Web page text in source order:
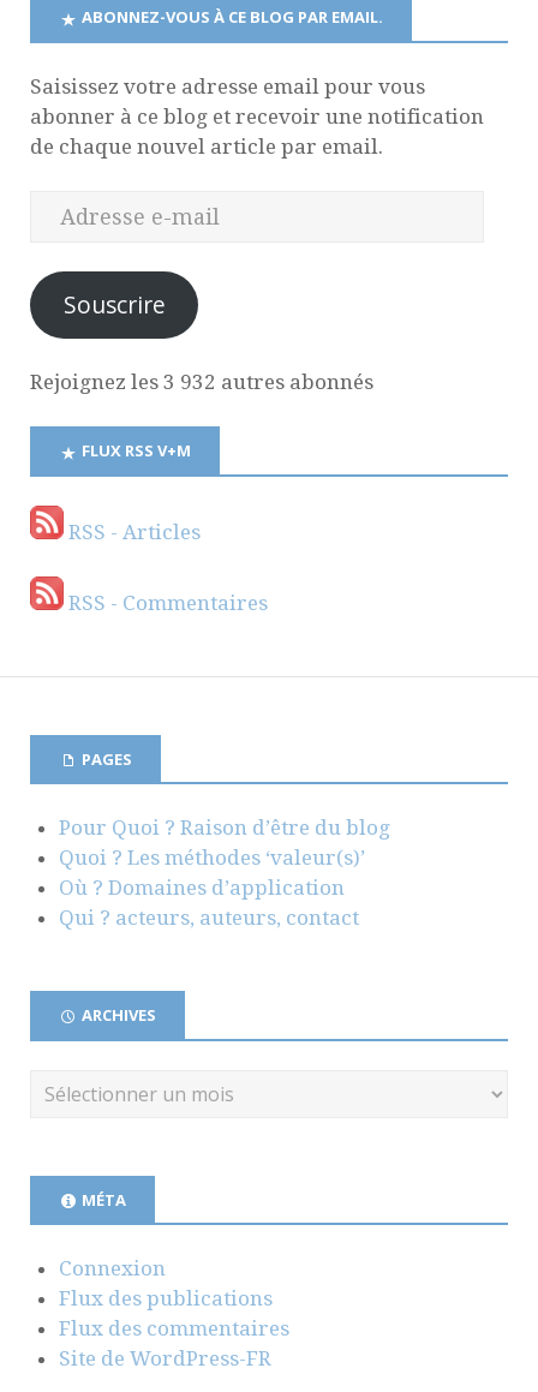
ABONNEZ-VOUS À CE BLOG PAR EMAIL.
Saisissez votre adresse email pour vous
abonner à ce blog et recevoir une notification
de chaque nouvel article par email.
Souscrire
Rejoignez les 3 932 autres abonnés
FLUX RSS V+M
RSS - Articles
RSS - Commentaires
PAGES
Pour Quoi ? Raison d’être du blog
Quoi ? Les méthodes ‘valeur(s)’
Où ? Domaines d’application
Qui ? acteurs, auteurs, contact
ARCHIVES
MÉTA
Connexion
Flux des publications
Flux des commentaires
Site de WordPress-FR